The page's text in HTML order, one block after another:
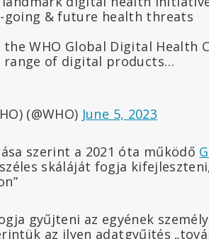
& future health threats
WHO Global Digital Health
range of digital products…
(@WHO) June 5, 2023
szerint a 2021 óta működő
skáláját fogja
gyűjteni az egyének
az ilyen adatgyűjtés